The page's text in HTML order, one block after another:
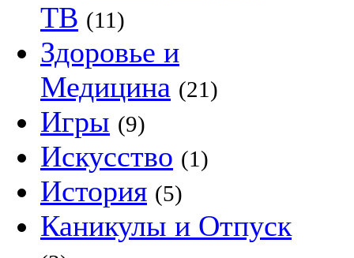
ТВ (11)
Здоровье и
Медицина (21)
Игры (9)
Искусство (1)
История (5)
Каникулы и Отпуск